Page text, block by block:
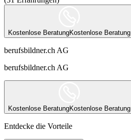
Kostenlose BeratungKostenlose Beratung
berufsbildner.ch AG
berufsbildner.ch AG
Kostenlose BeratungKostenlose Beratung
Entdecke die Vorteile